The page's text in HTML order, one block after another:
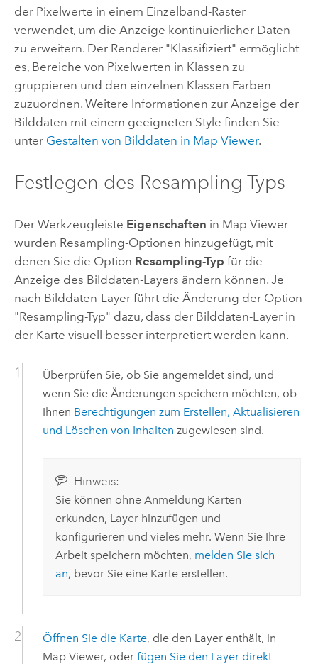
der Pixelwerte in einem Einzelband-Raster
verwendet, um die Anzeige kontinuierlicher Daten
zu erweitern. Der Renderer "Klassifiziert" ermöglicht
es, Bereiche von Pixelwerten in Klassen zu
gruppieren und den einzelnen Klassen Farben
zuzuordnen. Weitere Informationen zur Anzeige der
Bilddaten mit einem geeigneten Style finden Sie
unter Gestalten von Bilddaten in Map Viewer.
Festlegen des Resampling-Typs
Der Werkzeugleiste Eigenschaften in Map Viewer
wurden Resampling-Optionen hinzugefügt, mit
denen Sie die Option Resampling-Typ für die
Anzeige des Bilddaten-Layers ändern können. Je
nach Bilddaten-Layer führt die Änderung der Option
"Resampling-Typ" dazu, dass der Bilddaten-Layer in
der Karte visuell besser interpretiert werden kann.
Überprüfen Sie, ob Sie angemeldet sind, und
wenn Sie die Änderungen speichern möchten, ob
Ihnen Berechtigungen zum Erstellen, Aktualisieren
und Löschen von Inhalten zugewiesen sind.
Hinweis:
Sie können ohne Anmeldung Karten
erkunden, Layer hinzufügen und
konfigurieren und vieles mehr. Wenn Sie Ihre
Arbeit speichern möchten, melden Sie sich
an, bevor Sie eine Karte erstellen.
Öffnen Sie die Karte, die den Layer enthält, in
Map Viewer, oder fügen Sie den Layer direkt